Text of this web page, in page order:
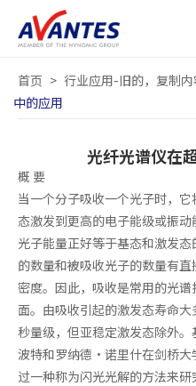
首页 > 行业应用-旧的，复制
中的应用
光纤光谱仪在
概 要
当一个分子吸收一个光子时，
态激发到更高的电子能级或振
光子能量正好等于基态和激发
的数量和被吸收光子的数量有
密度。因此，吸收是常用的光
面。由吸收引起的激发态寿命
秒量级，但亚稳定激发态除外
波特和罗纳德·诺里什在剑桥大
过一种称为闪光光解的方法来